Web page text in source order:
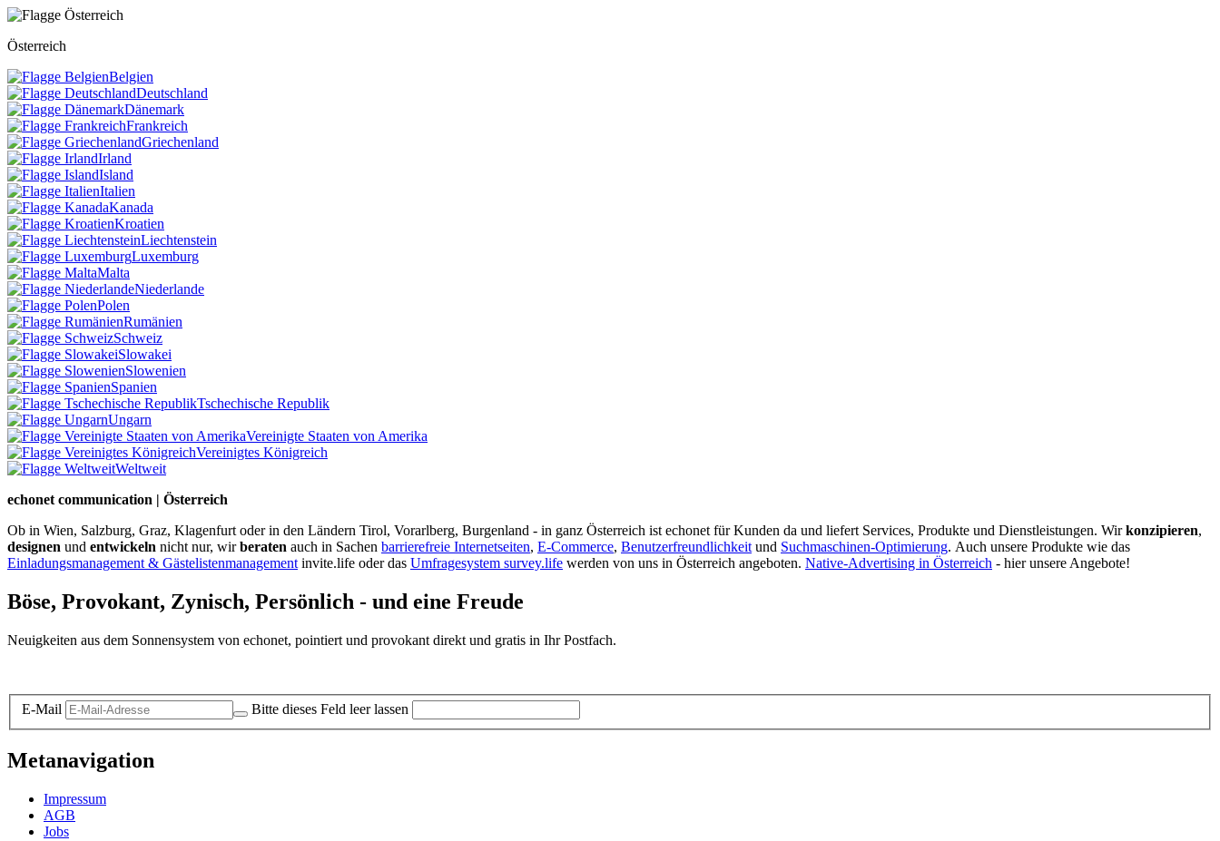
Österreich
Belgien
Deutschland
Dänemark
Frankreich
Griechenland
Irland
Island
Italien
Kanada
Kroatien
Liechtenstein
Luxemburg
Malta
Niederlande
Polen
Rumänien
Schweiz
Slowakei
Slowenien
Spanien
Tschechische Republik
Ungarn
Vereinigte Staaten von Amerika
Vereinigtes Königreich
Weltweit
echonet communication | Österreich
Ob in Wien, Salzburg, Graz, Klagenfurt oder in den Ländern Tirol, Vorarlberg, Burgenland - in ganz Österreich ist echonet für Kunden da und liefert Services, Produkte und Dienstleistungen. Wirkonzipieren,
designen und entwickeln nicht nur, wirberaten auch in Sachen barrierefreie Internetseiten, E-Commerce, Benutzerfreundlichkeit und Suchmaschinen-Optimierung. Auch unsere Produkte wie das
Einladungsmanagement & Gästelistenmanagement invite.life oder das Umfragesystem survey.life werden von uns in Österreich angeboten. Native-Advertising in Österreich - hier unsere Angebote!
Böse, Provokant, Zynisch, Persönlich - und eine Freude
Neuigkeiten aus dem Sonnensystem von echonet, pointiert und provokant direkt und gratis in Ihr Postfach.
E-Mail Bitte dieses Feld leer lassen
Metanavigation
Impressum
AGB
Jobs